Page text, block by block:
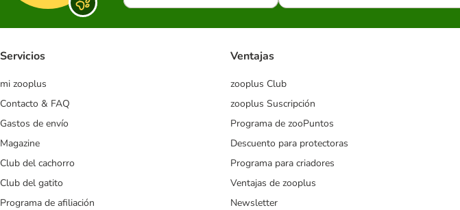
Servicios
mi zooplus
Contacto & FAQ
Gastos de envío
Magazine
Club del cachorro
Club del gatito
Programa de afiliación
Ventajas
zooplus Club
zooplus Suscripción
Programa de zooPuntos
Descuento para protectoras
Programa para criadores
Ventajas de zooplus
Newsletter